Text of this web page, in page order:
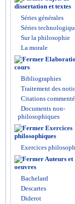
dissertation et textes
Séries générales
Séries
Sur la philosophie
La morale
cours
Bibliographies
Traitement des
Citations
Documents non-
philosophiques
Exercices
philosophiques
Exercices
Auteurs et
oeuvres
Bachelard
Descartes
Diderot